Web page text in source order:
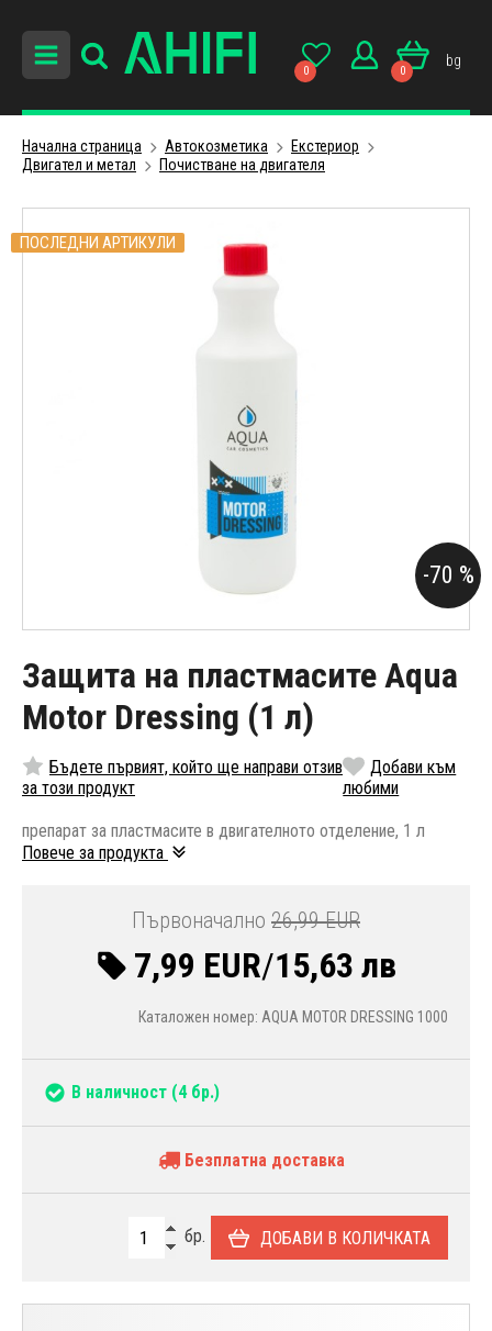
0 0
bg
Начална страница Автокозметика
Екстериор
Двигател и метал
Почистване на двигателя
Защита на пластмасите Aqua
Motor Dressing (1 л)
Бъдете първият, който ще направи отзив
за този продукт
Добави към
любими
препарат за пластмасите в двигателното отделение, 1 л
Повече за продукта
Първоначално 26,99 EUR
7,99 EUR/15,63 лв
Каталожен номер: AQUA MOTOR DRESSING 1000
В наличност (4 бр.)
Безплатна доставка
бр. ДОБАВИ В КОЛИЧКАТА
-70 %
ПОСЛЕДНИ АРТИКУЛИ